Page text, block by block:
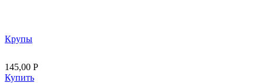
Крупы
145,00 Р
Купить